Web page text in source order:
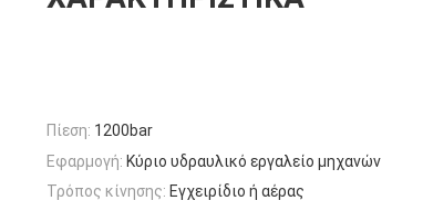
Πίεση: 1200bar
Εφαρμογή: Κύριο υδραυλικό εργαλείο μηχανών
Τρόπος κίνησης: Εγχειρίδιο ή αέρας